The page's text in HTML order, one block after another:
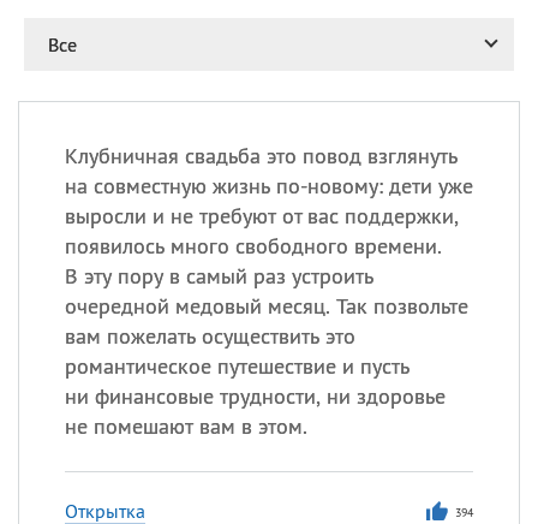
Все
Клубничная свадьба это повод взглянуть
на совместную жизнь по-новому: дети уже
выросли и не требуют от вас поддержки,
появилось много свободного времени.
В эту пору в самый раз устроить
очередной медовый месяц. Так позвольте
вам пожелать осуществить это
романтическое путешествие и пусть
ни финансовые трудности, ни здоровье
не помешают вам в этом.
Открытка 394
день
рисового пудинга
09.08 День Дымняшки
(Smokey Bear Day)
ИМЕНА
Сегодня празднуют именины
Сергей, Теодор,Федор